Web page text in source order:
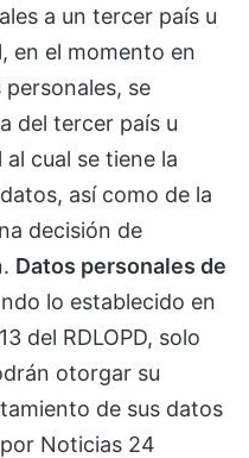
a un tercer país u
en el momento en
se
del tercer país u
cual se tiene la
así como de la
decisión de
Datos personales de
lo establecido en
del RDLOPD, solo
otorgar su
de sus datos
Noticias 24